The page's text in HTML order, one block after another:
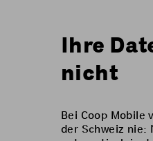
Ihre
nicht
Bei Coop Mobile
der Schweiz nie: